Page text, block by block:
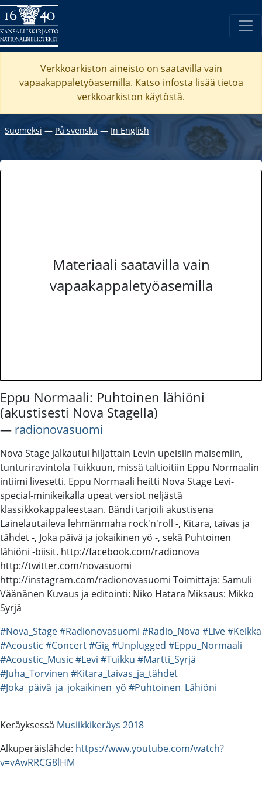
Verkkoarkiston aineisto on saatavilla vain
vapaakappaletyöasemilla. Katso infosta lisää tietoa
verkkoarkiston käytöstä.
Suomeksi ― På svenska ― In English
Materiaali saatavilla vain
vapaakappaletyöasemilla
Eppu Normaali: Puhtoinen lähiöni
(akustisesti Nova Stagella)
― radionovasuomi
Nova Stage jalkautui hiljattain Levin upeisiin maisemiin,
tunturiravintola Tuikkuun, missä taltioitiin Eppu Normaalin
intiimi livesetti. Eppu Normaali heitti Nova Stage Levi-
special-minikeikalla upeat versiot neljästä
klassikkokappaleestaan. Bändi tarjoili akustisena
Lainelautaileva lehmänmaha rock'n'roll -, Kitara, taivas ja
tähdet -, Joka päivä ja jokaikinen yö -, sekä Puhtoinen
lähiöni -biisit. http://facebook.com/radionova
http://twitter.com/novasuomi
http://instagram.com/radionovasuomi Toimittaja: Samuli
Väänänen Kuvaus ja editointi: Niko Hatara Miksaus: Mikko
Syrjä
#Nova_Stage#Radionovasuomi #Radio_Nova #Live#Keikka
#Acoustic #Concert#Gig#Unplugged #Eppu_Normaali
#Acoustic_Music #Levi #Tuikku #Martti_Syrjä
#Juha_Torvinen #Kitara_taivas_ja_tähdet
#Joka_päivä_ja_jokaikinen_yö #Puhtoinen_Lähiöni
Keräyksessä Musiikkikeräys 2018
Alkuperäislähde: https://www.youtube.com/watch?
v=vAwRRCG8lHM